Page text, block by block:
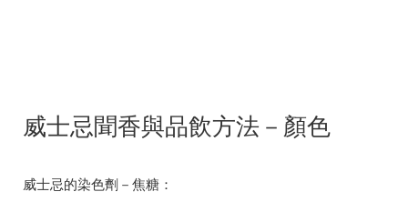
威士忌聞香與品飲方法－顏色
威士忌的染色劑－焦糖：